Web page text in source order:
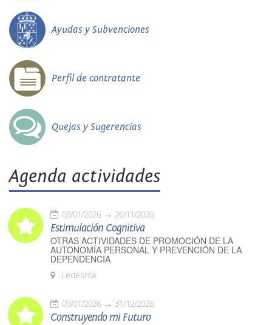
Ayudas y Subvenciones
Perfil de contratante
Quejas y Sugerencias
Agenda actividades
08/01/2026 26/11/2026
Estimulación Cognitiva
OTRAS ACTIVIDADES DE PROMOCIÓN DE LA
AUTONOMÍA PERSONAL Y PREVENCIÓN DE LA
DEPENDENCIA
Ledesma
09/01/2026 31/12/2026
Construyendo mi Futuro